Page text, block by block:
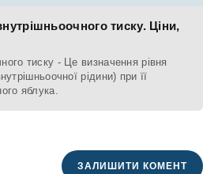
тиску. Ціни,
тиску - Це визначення рівня
рідини) при її
яблука.
ЗАЛИШИТИ КОМЕНТ